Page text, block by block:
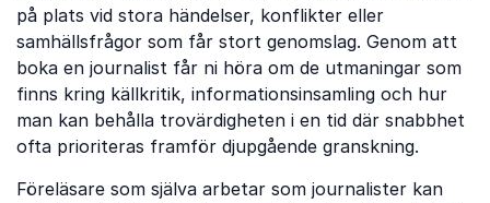
på plats vid stora händelser, konflikter eller
samhällsfrågor som får stort genomslag. Genom att
boka en journalist får ni höra om de utmaningar som
finns kring källkritik, informationsinsamling och hur
man kan behålla trovärdigheten i en tid där snabbhet
ofta prioriteras framför djupgående granskning.
Föreläsare som själva arbetar som journalister kan